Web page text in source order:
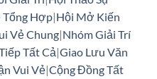
Tổng Hợp|Hội Mở Kiến
Vẻ Chung|Nhóm Giải Trí
Tất Cả|Giao Lưu Văn
Vui Vẻ|Cộng Đồng Tất